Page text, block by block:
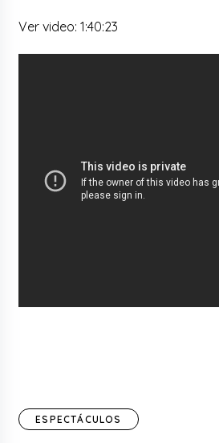
Ver video: 1:40:23
ESPECTÁCULOS